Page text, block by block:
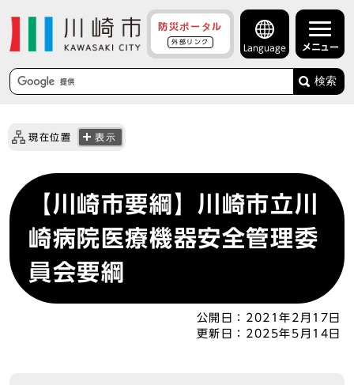
防災ポータル
外部リンク
Language メニュー
検索
現在位置 表示
【川崎市要綱】川崎市立川
崎病院医療機器安全管理委
員会要綱
公開日： 2021年2月17日
更新日： 2025年5月14日